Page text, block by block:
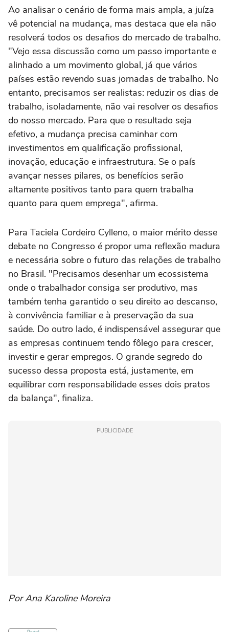
Ao analisar o cenário de forma mais ampla, a juíza
vê potencial na mudança, mas destaca que ela não
resolverá todos os desafios do mercado de trabalho.
"Vejo essa discussão como um passo importante e
alinhado a um movimento global, já que vários
países estão revendo suas jornadas de trabalho. No
entanto, precisamos ser realistas: reduzir os dias de
trabalho, isoladamente, não vai resolver os desafios
do nosso mercado. Para que o resultado seja
efetivo, a mudança precisa caminhar com
investimentos em qualificação profissional,
inovação, educação e infraestrutura. Se o país
avançar nesses pilares, os benefícios serão
altamente positivos tanto para quem trabalha
quanto para quem emprega", afirma.
Para Taciela Cordeiro Cylleno, o maior mérito desse
debate no Congresso é propor uma reflexão madura
e necessária sobre o futuro das relações de trabalho
no Brasil. "Precisamos desenhar um ecossistema
onde o trabalhador consiga ser produtivo, mas
também tenha garantido o seu direito ao descanso,
à convivência familiar e à preservação da sua
saúde. Do outro lado, é indispensável assegurar que
as empresas continuem tendo fôlego para crescer,
investir e gerar empregos. O grande segredo do
sucesso dessa proposta está, justamente, em
equilibrar com responsabilidade esses dois pratos
da balança", finaliza.
PUBLICIDADE
Por Ana Karoline Moreira